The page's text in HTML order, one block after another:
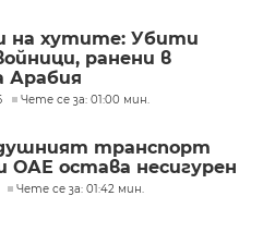
на хутите: Убити
ранени в
Арабия
Чете се за: 01:00 мин.
транспорт
ОАЕ остава несигурен
Чете се за: 01:42 мин.